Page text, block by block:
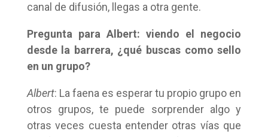
canal de difusión, llegas a otra gente.
Pregunta para Albert: viendo el negocio
desde la barrera, ¿qué buscas como sello
en un grupo?
Albert: La faena es esperar tu propio grupo en
otros grupos, te puede sorprender algo y
otras veces cuesta entender otras vías que